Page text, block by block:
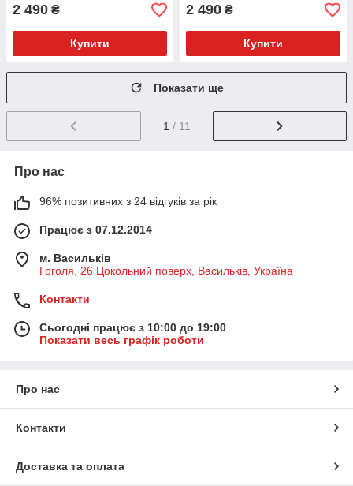
2 490 ₴
Купити
2 490 ₴
Купити
Показати ще
1 / 11
Про нас
96% позитивних з 24 відгуків за рік
Працює з 07.12.2014
м. Васильків
Гоголя, 26 Цокольний поверх, Васильків, Україна
Контакти
Сьогодні працює з 10:00 до 19:00
Показати весь графік роботи
Про нас
Контакти
Доставка та оплата